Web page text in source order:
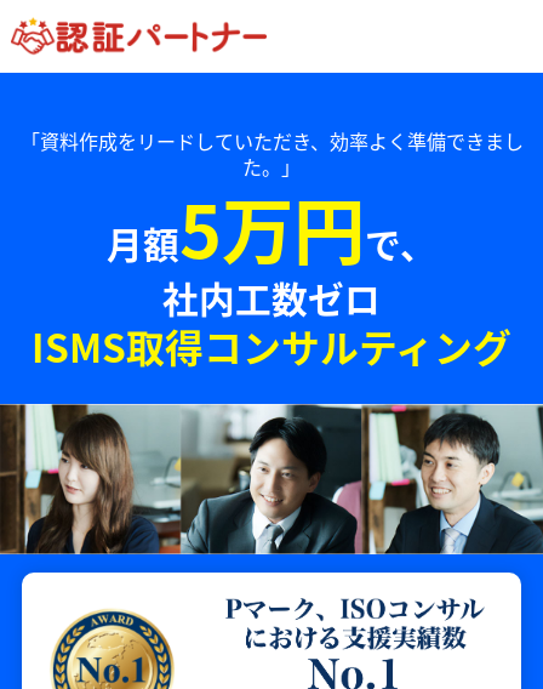
「資料作成をリードしていただき、効率よく準備できまし
た。」
月額5万円で、
社内工数ゼロ
ISMS取得コンサルティング